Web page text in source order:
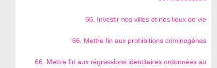
66. Investir nos villes et nos lieux de vie
66. Mettre fin aux prohibitions criminogènes
66. Mettre fin aux régressions identitaires ordonnées au